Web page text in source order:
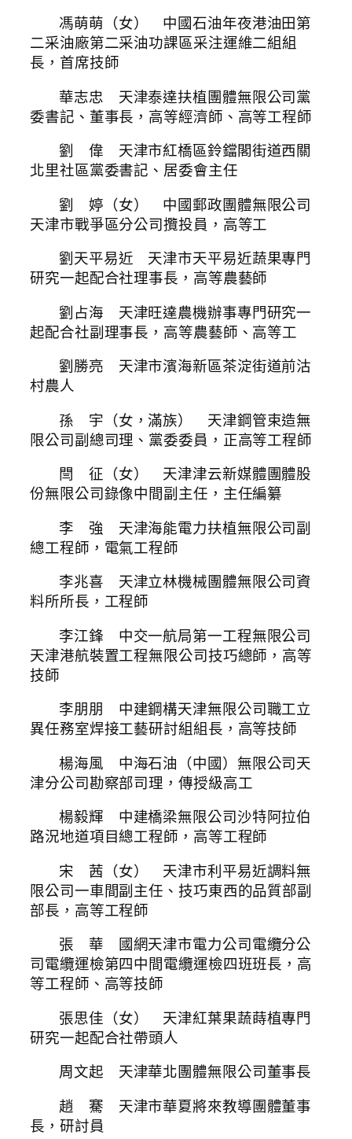
馮萌萌（女） 中國石油年夜港油田第
二采油廠第二采油功課區采注運維二組組
長，首席技師
華志忠 天津泰達扶植團體無限公司黨
委書記、董事長，高等經濟師、高等工程師
劉 偉 天津市紅橋區鈴鐺閣街道西關
北里社區黨委書記、居委會主任
劉 婷（女） 中國郵政團體無限公司
天津市戰爭區分公司攬投員，高等工
劉天平易近 天津市天平易近蔬果專門
研究一起配合社理事長，高等農藝師
劉占海 天津旺達農機辦事專門研究一
起配合社副理事長，高等農藝師、高等工
劉勝亮 天津市濱海新區茶淀街道前沽
村農人
孫 宇（女，滿族） 天津鋼管束造無
限公司副總司理、黨委委員，正高等工程師
閆 征（女） 天津津云新媒體團體股
份無限公司錄像中間副主任，主任編纂
李 強 天津海能電力扶植無限公司副
總工程師，電氣工程師
李兆喜 天津立林機械團體無限公司資
料所所長，工程師
李江鋒 中交一航局第一工程無限公司
天津港航裝置工程無限公司技巧總師，高等
技師
李朋朋 中建鋼構天津無限公司職工立
異任務室焊接工藝研討組組長，高等技師
楊海風 中海石油（中國）無限公司天
津分公司勘察部司理，傳授級高工
楊毅輝 中建橋梁無限公司沙特阿拉伯
路況地道項目總工程師，高等工程師
宋 茜（女） 天津市利平易近調料無
限公司一車間副主任、技巧東西的品質部副
部長，高等工程師
張 華 國網天津市電力公司電纜分公
司電纜運檢第四中間電纜運檢四班班長，高
等工程師、高等技師
張思佳（女） 天津紅葉果蔬蒔植專門
研究一起配合社帶頭人
周文起 天津華北團體無限公司董事長
趙 騫 天津市華夏將來教導團體董事
長，研討員